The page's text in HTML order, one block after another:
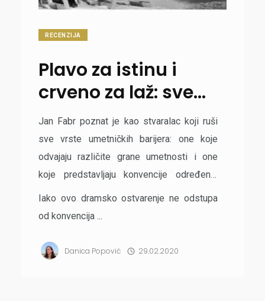
RECENZIJA
Plavo za istinu i
crveno za laž: sve
što Fabr (ne) želi da
saznamo o
“Noćnom piscu”
Jan Fabr poznat je kao stvaralac koji ruši
sve vrste umetničkih barijera: one koje
odvajaju različite grane umetnosti i one
koje predstavljaju konvencije određenih
vrsta izraza. Njegovu monodramu “Noćni
pisac” imali smo priliku da gledamo u
februara.
Iako ovo dramsko ostvarenje ne odstupa
od konvencija ...
Danica Popović 29.02.2020